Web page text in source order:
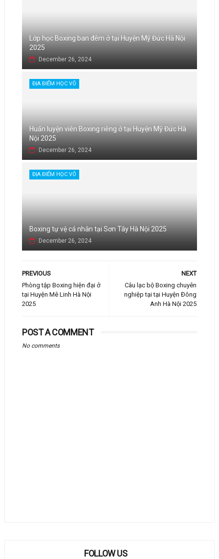
Lớp học Boxing ban đêm ở tại Huyện Mỹ Đức Hà Nội
2025
December 26, 2024
ĐỊA ĐIỂM HỌC VÕ
Huấn luyện viên Boxing riêng ở tại Huyện Mỹ Đức Hà
Nội 2025
December 26, 2024
ĐỊA ĐIỂM HỌC VÕ
Boxing tự vệ cá nhân tại Sơn Tây Hà Nội 2025
December 26, 2024
NEXT
Câu lạc bộ Boxing chuyên
nghiệp tại tại Huyện Đông
Anh Hà Nội 2025
PREVIOUS
Phòng tập Boxing hiện đại ở
tại Huyện Mê Linh Hà Nội
2025
POST A COMMENT
No comments
FOLLOW US